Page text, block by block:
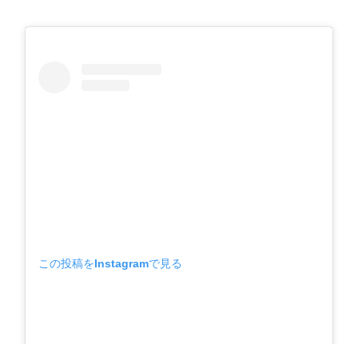
この投稿をInstagramで見る